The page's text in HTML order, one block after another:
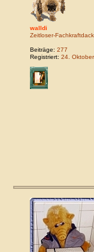
walldi
Zeitloser-
Beiträge: 277
Registriert: 24.